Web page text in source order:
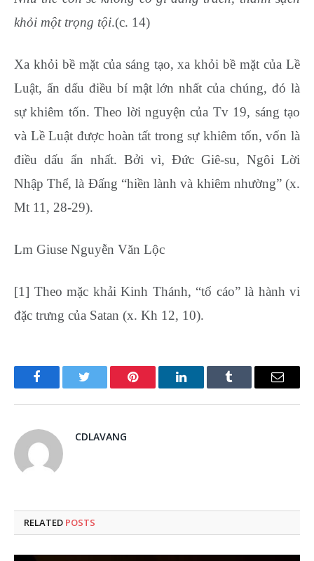
khỏi một trọng tội.(c. 14)
Xa khỏi bề mặt của sáng tạo, xa khỏi bề mặt của Lề
Luật, ẩn dấu điều bí mật lớn nhất của chúng, đó là
sự khiêm tốn. Theo lời nguyện của Tv 19, sáng tạo
và Lề Luật được hoàn tất trong sự khiêm tốn, vốn là
điều dấu ẩn nhất. Bởi vì, Đức Giê-su, Ngôi Lời
Nhập Thể, là Đấng “hiền lành và khiêm nhường” (x.
Mt 11, 28-29).
Lm Giuse Nguyễn Văn Lộc
[1] Theo mặc khải Kinh Thánh, “tố cáo” là hành vi
đặc trưng của Satan (x. Kh 12, 10).
FacebookTwitter Pinterest LinkedInTumblr Email
CDLAVANG
RELATED POSTS